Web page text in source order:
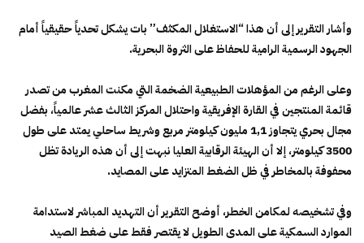
وأشار التقرير إلى أن هذا “الاستغلال المكثف” بات يشكل تحدياً حقيقياً أمام
الجهود الرسمية الرامية للحفاظ على الثروة البحرية.
وعلى الرغم من المؤهلات الطبيعية الضخمة التي مكنت المغرب من تصدر
قائمة المنتجين في القارة الإفريقية واحتلال المركز الثالث عشر عالمياً، بفضل
مجال بحري يتجاوز 1,1 مليون كيلومتر مربع وشريط ساحلي يمتد على طول
3500 كيلومتر، إلا أن الهيئة الرقابية العليا نبهت إلى أن هذه الريادة تظل
محفوفة بالمخاطر في ظل الضغط المتزايد على المصايد.
وفي تشخيصه لمكامن الخطر، أوضح التقرير أن التهديد المباشر لاستدامة
الموارد السمكية على المدى الطويل لا يقتصر فقط على ضغط الصيد